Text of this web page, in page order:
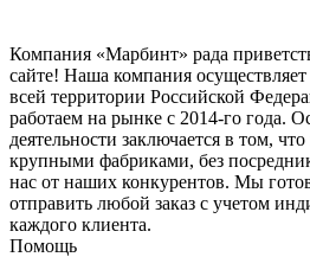
Компания «Марбинт» рада
сайте! Наша компания
всей территории Российской
работаем на рынке с 2014-го года.
деятельности заключается в том,
крупными фабриками, без
нас от наших конкурентов. Мы
отправить любой заказ с учетом
каждого клиента.
Помощь